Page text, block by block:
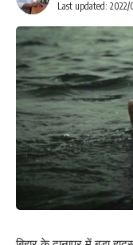
Last updated: